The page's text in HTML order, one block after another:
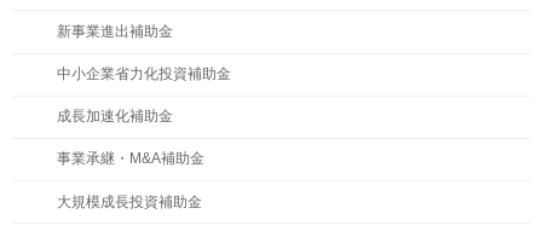
新事業進出補助金
中小企業省力化投資補助金
成長加速化補助金
事業承継・M&A補助金
大規模成長投資補助金